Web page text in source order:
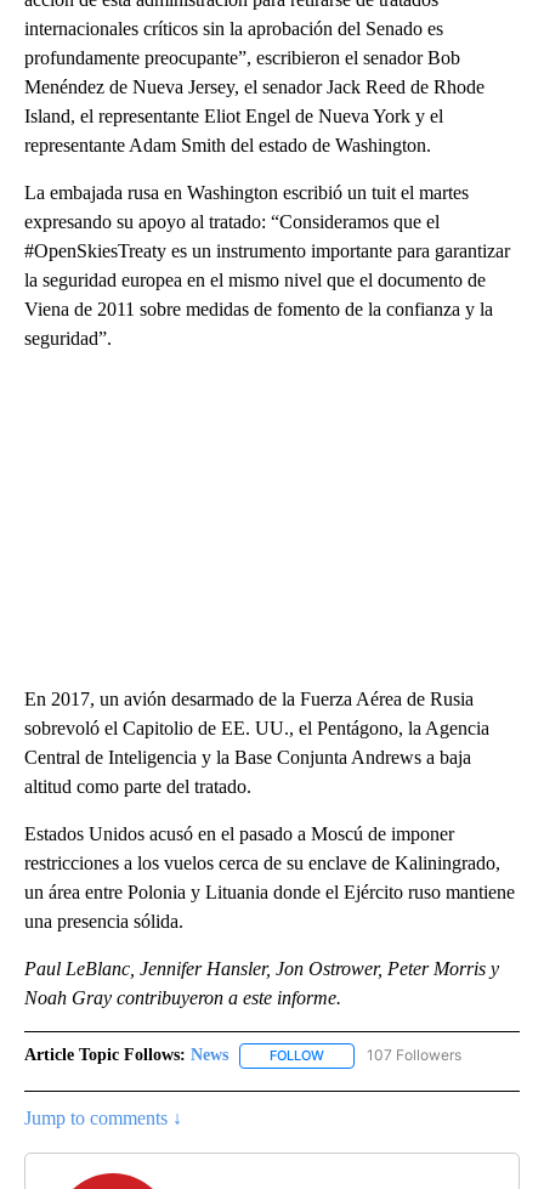
internacionales críticos sin la aprobación del Senado es
profundamente preocupante”, escribieron el senador Bob
Menéndez de Nueva Jersey, el senador Jack Reed de Rhode
Island, el representante Eliot Engel de Nueva York y el
representante Adam Smith del estado de Washington.
La embajada rusa en Washington escribió un tuit el martes
expresando su apoyo al tratado: “Consideramos que el
#OpenSkiesTreaty es un instrumento importante para garantizar
la seguridad europea en el mismo nivel que el documento de
Viena de 2011 sobre medidas de fomento de la confianza y la
seguridad”.
En 2017, un avión desarmado de la Fuerza Aérea de Rusia
sobrevoló el Capitolio de EE. UU., el Pentágono, la Agencia
Central de Inteligencia y la Base Conjunta Andrews a baja
altitud como parte del tratado.
Estados Unidos acusó en el pasado a Moscú de imponer
restricciones a los vuelos cerca de su enclave de Kaliningrado,
un área entre Polonia y Lituania donde el Ejército ruso mantiene
una presencia sólida.
Paul LeBlanc, Jennifer Hansler, Jon Ostrower, Peter Morris y
Noah Gray contribuyeron a este informe.
Article Topic Follows: News FOLLOW FOLLOW "NEWS" TO RECEIVE
107 Followers
Jump to comments ↓